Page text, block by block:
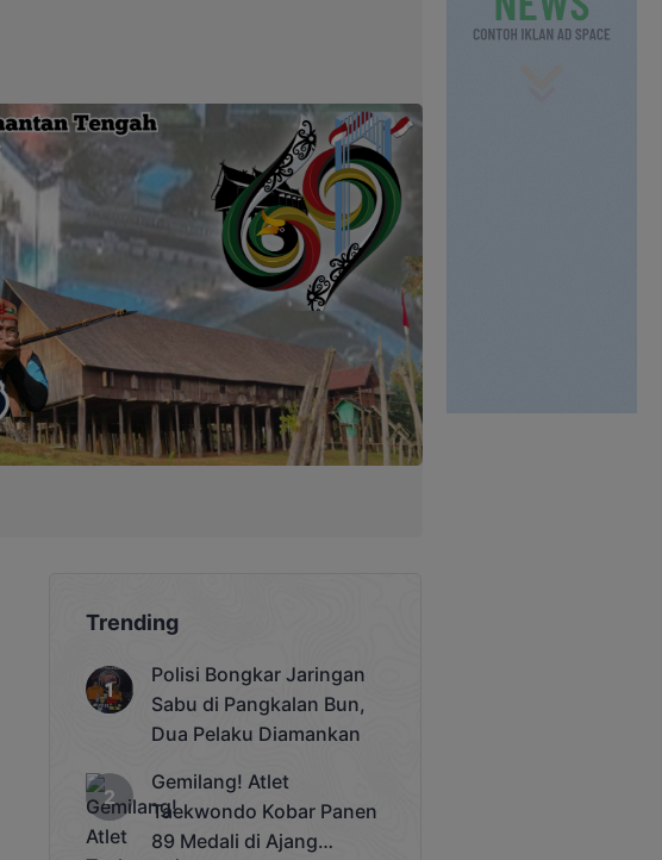
Trending
Polisi Bongkar Jaringan
Sabu di Pangkalan Bun,
Dua Pelaku Diamankan
Gemilang! Atlet
Taekwondo Kobar Panen
89 Medali di Ajang